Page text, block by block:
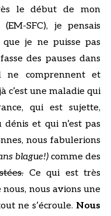
le début de mon
(EM-SFC), je pensais
je ne puisse pas
des pauses dans
comprennent et
c’est une maladie qui
qui est sujette,
et qui n’est pas
nous fabulerions
blague!)comme des
Ce qui est très
nous avions une
ne s’écroule.Nous